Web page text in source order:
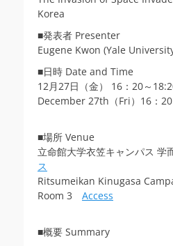
Korea
■発表者 Presenter
Eugene Kwon (Yale
■日時 Date and Time
12月27日（金） 16：20～
December 27th（Fri）16：
■場所 Venue
立命館大学衣笠キャンパス 学
ス
Ritsumeikan Kinugasa
Room 3 Access
■概要 Summary